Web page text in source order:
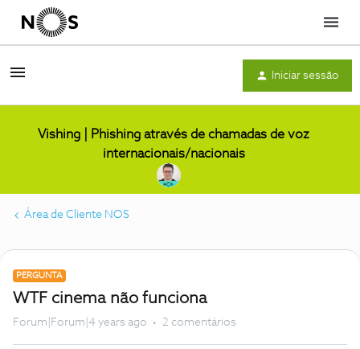
Menu
Iniciar sessão
Vishing | Phishing através de chamadas de voz
internacionais/nacionais
Área de Cliente NOS
PERGUNTA
WTF cinema não funciona
Forum|Forum|4 years ago 2 comentários